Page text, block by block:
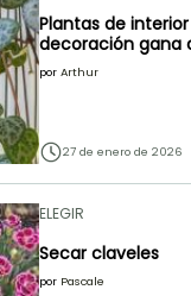
Plantas de
decoración gana
por Arthur
27 de enero de 2026
ELEGIR
Secar claveles
por Pascale